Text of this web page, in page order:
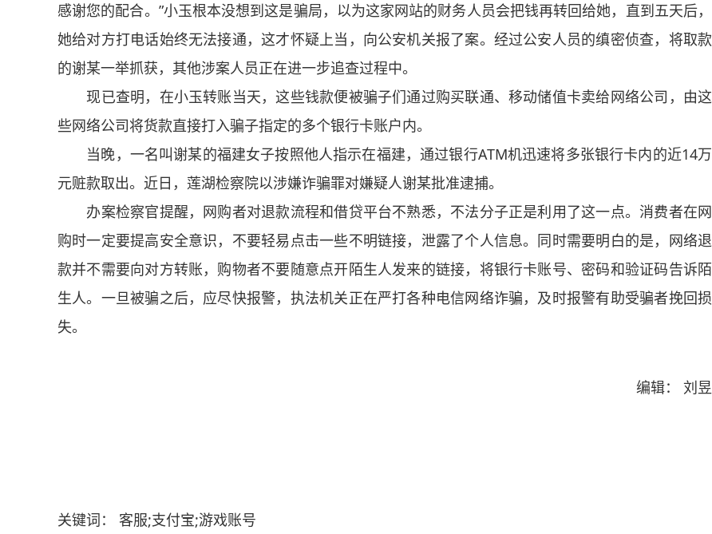
感谢您的配合。”小玉根本没想到这是骗局，以为这家网站的财务人员会把钱再转回给她，直到五天后，
她给对方打电话始终无法接通，这才怀疑上当，向公安机关报了案。经过公安人员的缜密侦查，将取款
的谢某一举抓获，其他涉案人员正在进一步追查过程中。
现已查明，在小玉转账当天，这些钱款便被骗子们通过购买联通、移动储值卡卖给网络公司，由这
些网络公司将货款直接打入骗子指定的多个银行卡账户内。
当晚，一名叫谢某的福建女子按照他人指示在福建，通过银行ATM机迅速将多张银行卡内的近14万
元赃款取出。近日，莲湖检察院以涉嫌诈骗罪对嫌疑人谢某批准逮捕。
办案检察官提醒，网购者对退款流程和借贷平台不熟悉，不法分子正是利用了这一点。消费者在网
购时一定要提高安全意识，不要轻易点击一些不明链接，泄露了个人信息。同时需要明白的是，网络退
款并不需要向对方转账，购物者不要随意点开陌生人发来的链接，将银行卡账号、密码和验证码告诉陌
生人。一旦被骗之后，应尽快报警，执法机关正在严打各种电信网络诈骗，及时报警有助受骗者挽回损
失。
编辑： 刘昱
关键词： 客服;支付宝;游戏账号